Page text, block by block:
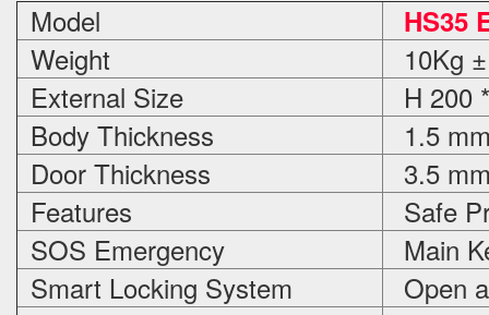
Model HS35
Weight
10Kg
External Size
H 200
Body Thickness
1.5
Door Thickness
3.5
Features
Safe
SOS Emergency
Main
Smart Locking System
Open